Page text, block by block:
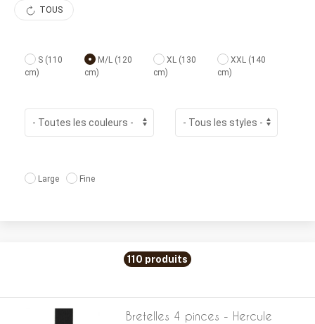
TOUS
S (110
cm)
M/L (120
cm)
XL (130
cm)
XXL (140
cm)
Large Fine
110 produits
Bretelles 4 pinces - Hercule